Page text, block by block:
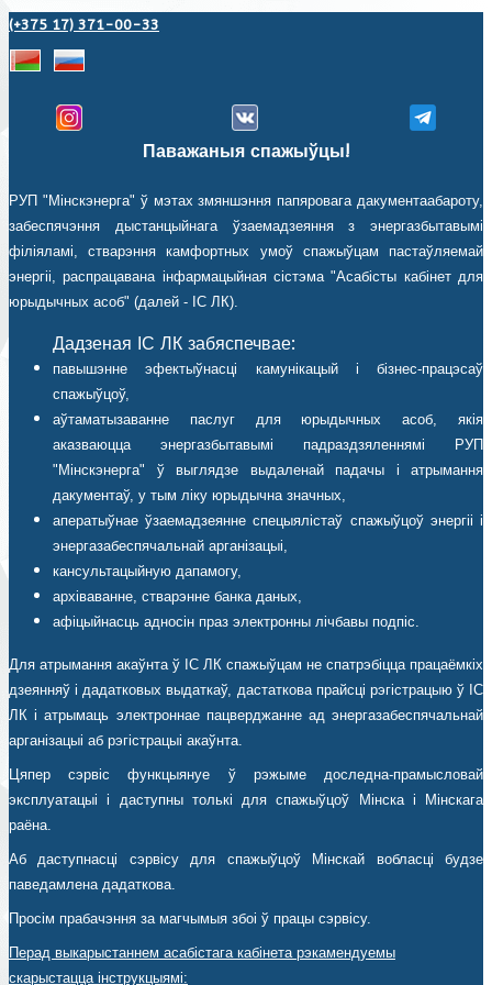
(+375 17) 371-00-33
Паважаныя спажыўцы!
РУП "Мінскэнерга" ў мэтах змяншэння папяровага дакументаабароту,
забеспячэння дыстанцыйнага ўзаемадзеяння з энергазбытавымі
філіяламі, стварэння камфортных умоў спажыўцам пастаўляемай
энергіі, распрацавана інфармацыйная сістэма "Асабісты кабінет для
юрыдычных асоб" (далей - ІС ЛК).
Дадзеная ІС ЛК забяспечвае:
павышэнне эфектыўнасці камунікацый і бізнес-працэсаў
спажыўцоў,
аўтаматызаванне паслуг для юрыдычных асоб, якія
аказваюцца энергазбытавымі падраздзяленнямі РУП
"Мінскэнерга" ў выглядзе выдаленай падачы і атрымання
дакументаў, у тым ліку юрыдычна значных,
аператыўнае ўзаемадзеянне спецыялістаў спажыўцоў энергіі і
энергазабеспячальнай арганізацыі,
кансультацыйную дапамогу,
архіваванне, стварэнне банка даных,
афіцыйнасць адносін праз электронны лічбавы подпіс.
Для атрымання акаўнта ў ІС ЛК спажыўцам не спатрэбіцца працаёмкіх
дзеянняў і дадатковых выдаткаў, дастаткова прайсці рэгістрацыю ў ІС
ЛК і атрымаць электроннае пацверджанне ад энергазабеспячальнай
арганізацыі аб рэгістрацыі акаўнта.
Цяпер сэрвіс функцыянуе ў рэжыме доследна-прамысловай
эксплуатацыі і даступны толькі для спажыўцоў Мінска і Мінскага
раёна.
Аб даступнасці сэрвісу для спажыўцоў Мінскай вобласці будзе
паведамлена дадаткова.
Просім прабачэння за магчымыя збоі ў працы сэрвісу.
Перад выкарыстаннем асабістага кабінета рэкамендуемы
скарыстацца інструкцыямі: